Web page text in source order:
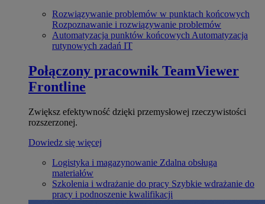
Rozwiązywanie problemów w punktach końcowych
Rozpoznawanie i rozwiązywanie problemów
Automatyzacja punktów końcowych Automatyzacja
rutynowych zadań IT
Połączony pracownik TeamViewer
Frontline
Zwiększ efektywność dzięki przemysłowej rzeczywistości
rozszerzonej.
Dowiedz się więcej
Logistyka i magazynowanie Zdalna obsługa
materiałów
Szkolenia i wdrażanie do pracy Szybkie wdrażanie do
pracy i podnoszenie kwalifikacji